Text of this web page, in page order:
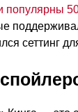
популярны
сеттинг